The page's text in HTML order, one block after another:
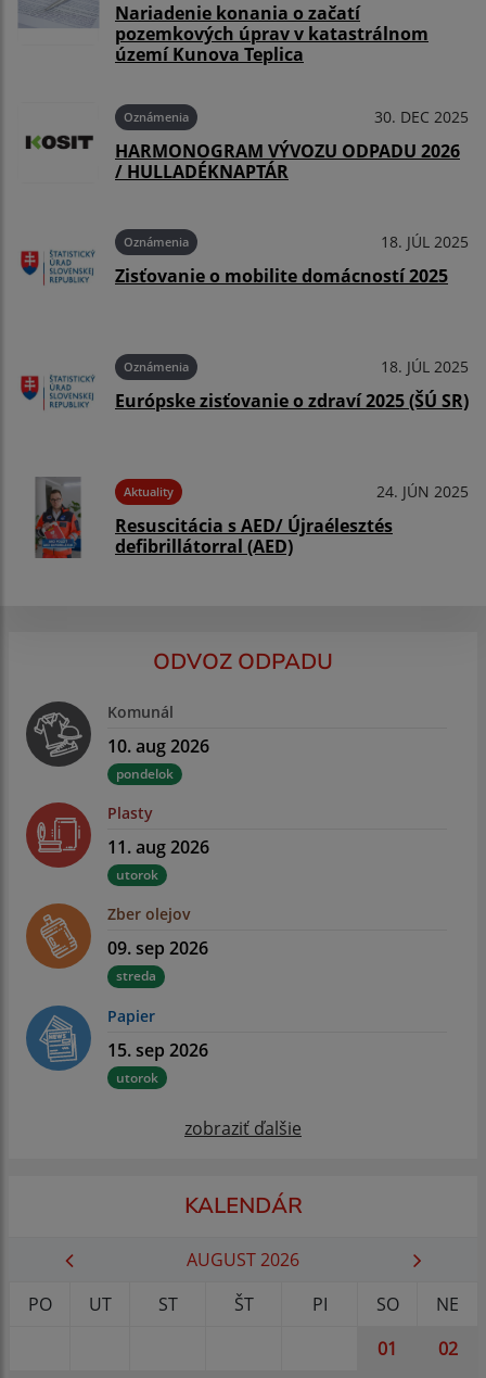
Nariadenie konania o začatí
pozemkových úprav v katastrálnom
území Kunova Teplica
Oznámenia 30. DEC 2025
HARMONOGRAM VÝVOZU ODPADU 2026
/ HULLADÉKNAPTÁR
Oznámenia 18. JÚL 2025
Zisťovanie o mobilite domácností 2025
Oznámenia 18. JÚL 2025
Európske zisťovanie o zdraví 2025 (ŠÚ SR)
Aktuality 24. JÚN 2025
Resuscitácia s AED/ Újraélesztés
defibrillátorral (AED)
ODVOZ ODPADU
Komunál
10. aug 2026
pondelok
Plasty
11. aug 2026
utorok
Zber olejov
09. sep 2026
streda
Papier
15. sep 2026
utorok
zobraziť ďalšie
KALENDÁR
AUGUST 2026
PO
UT ST ŠT PI SO
NE
01
02